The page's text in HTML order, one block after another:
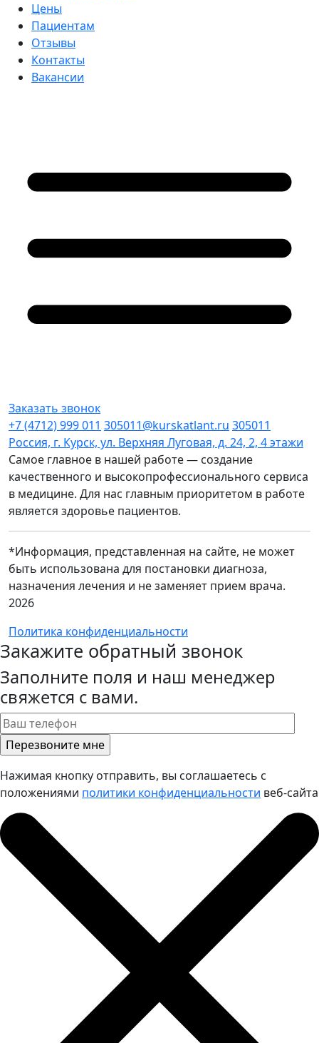
Цены
Пациентам
Отзывы
Контакты
Вакансии
Заказать звонок
+7 (4712) 999 011 305011@kurskatlant.ru 305011
Россия, г. Курск, ул. Верхняя Луговая, д. 24, 2, 4 этажи
Самое главное в нашей работе — создание
качественного и высокопрофессионального сервиса
в медицине. Для нас главным приоритетом в работе
является здоровье пациентов.
*Информация, представленная на сайте, не может
быть использована для постановки диагноза,
назначения лечения и не заменяет прием врача.
2026
Политика конфиденциальности
Закажите обратный звонок
Заполните поля и наш менеджер
свяжется с вами.
Нажимая кнопку отправить, вы соглашаетесь с
положениями политики конфиденциальности веб-сайта